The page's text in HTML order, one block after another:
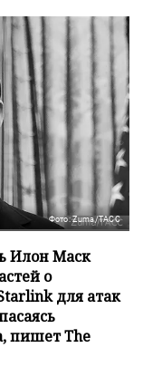
Фото: Zuma/ТАСС
Илон Маск
о
для атак
пишет The